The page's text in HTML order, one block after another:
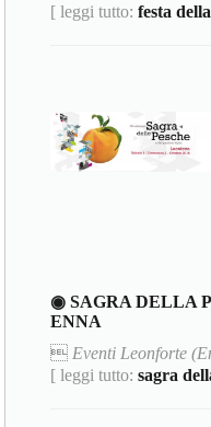
[ leggi tutto:festa
◉ SAGRA DELLA
ENNA
 Eventi Leonforte
[ leggi tutto:sagra